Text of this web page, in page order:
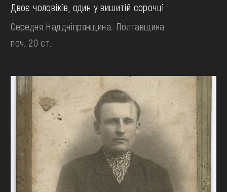
Двоє чоловіків, один у вишитій сорочці
Середня Наддніпрянщина. Полтавщина
поч. 20 ст.